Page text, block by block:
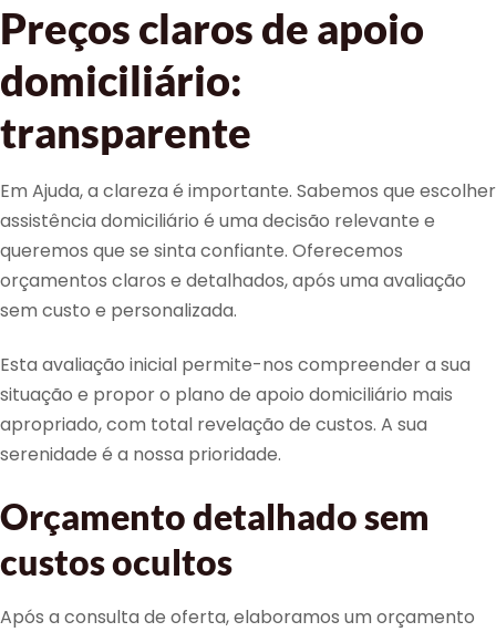
Preços claros de apoio
domiciliário:
transparente
Em Ajuda, a clareza é importante. Sabemos que escolher
assistência domiciliário é uma decisão relevante e
queremos que se sinta confiante. Oferecemos
orçamentos claros e detalhados, após uma avaliação
sem custo e personalizada.
Esta avaliação inicial permite-nos compreender a sua
situação e propor o plano de apoio domiciliário mais
apropriado, com total revelação de custos. A sua
serenidade é a nossa prioridade.
Orçamento detalhado sem
custos ocultos
Após a consulta de oferta, elaboramos um orçamento